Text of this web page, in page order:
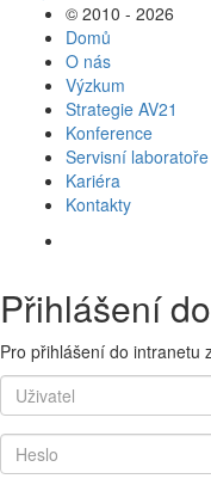
© 2010 - 2026
Domů
O nás
Výzkum
Strategie AV21
Konference
Servisní laboratoře
Kariéra
Kontakty
Přihlášení
Pro přihlášení do intranetu